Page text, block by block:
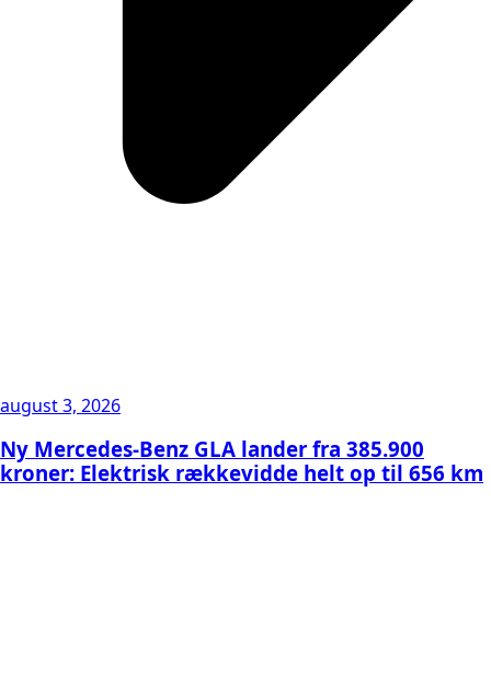
august 3, 2026
Ny Mercedes-Benz GLA lander fra 385.900
kroner: Elektrisk rækkevidde helt op til 656 km